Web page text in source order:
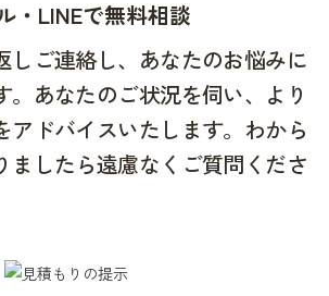
・LINEで無料相談
しご連絡し、あなたのお悩みに
。あなたのご状況を伺い、より
アドバイスいたします。わから
ましたら遠慮なくご質問くださ